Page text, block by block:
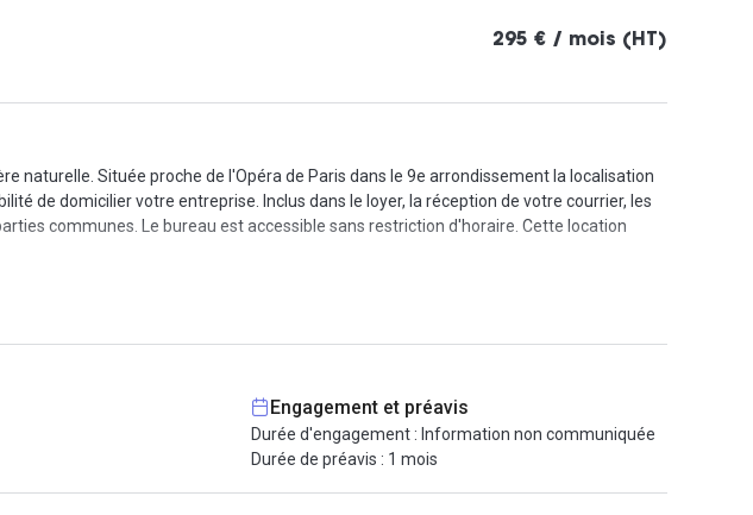
295 € / mois (HT)
naturelle. Située proche de l'Opéra de Paris dans le 9e arrondissement la localisation
de domicilier votre entreprise. Inclus dans le loyer, la réception de votre courrier, les
communes. Le bureau est accessible sans restriction d'horaire. Cette location
Engagement et préavis
Durée d'engagement : Information non communiquée
Durée de préavis : 1 mois